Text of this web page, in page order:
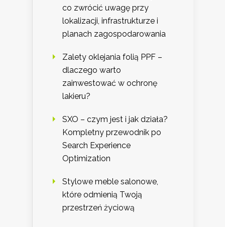
co zwrócić uwagę przy
lokalizacji, infrastrukturze i
planach zagospodarowania
Zalety oklejania folią PPF –
dlaczego warto
zainwestować w ochronę
lakieru?
SXO – czym jest i jak działa?
Kompletny przewodnik po
Search Experience
Optimization
Stylowe meble salonowe,
które odmienią Twoją
przestrzeń życiową